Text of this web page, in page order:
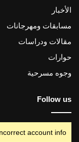
الأخبار
مسابقات ومهرجانات
مقالات ودراسات
حوارات
وجوه مسرحية
Follow us
account info.